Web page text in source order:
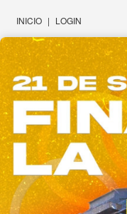
INICIO | LOGIN